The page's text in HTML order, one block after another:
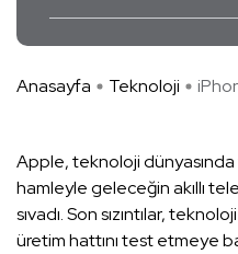
Anasayfa Teknoloji
Apple, teknoloji
hamleyle geleceğin akıllı
sıvadı. Son sızıntılar,
üretim hattını test etmeye